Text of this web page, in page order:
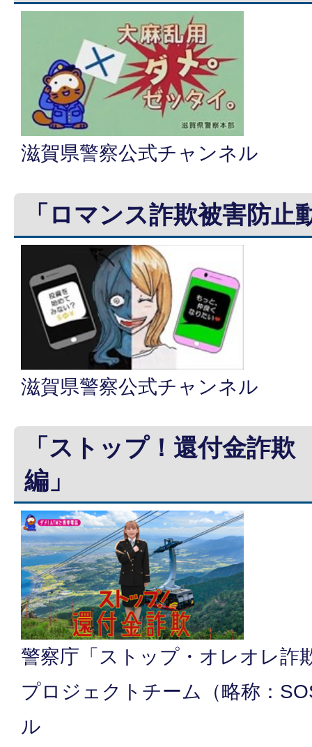
滋賀県警察公式チャンネル
「ロマンス詐欺被害防止
滋賀県警察公式チャンネル
「ストップ！還付金詐
編」
警察庁「ストップ・オレオレ詐
プロジェクトチーム（略称：
ル